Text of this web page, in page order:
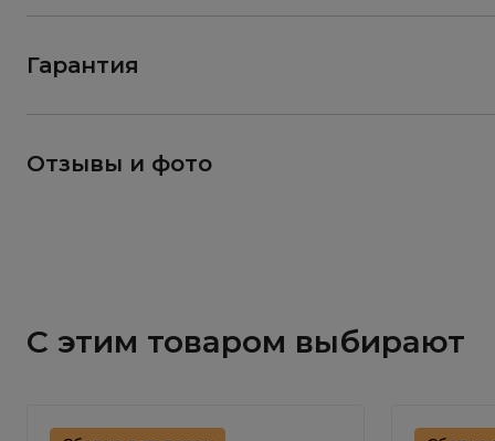
Гарантия
Отзывы и фото
С этим товаром выбирают